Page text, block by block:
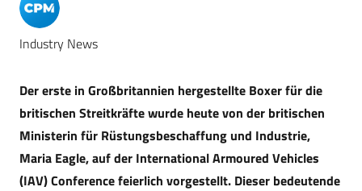
Industry News
Der erste in Großbritannien hergestellte Boxer für die
britischen Streitkräfte wurde heute von der britischen
Ministerin für Rüstungsbeschaffung und Industrie,
Maria Eagle, auf der International Armoured Vehicles
(IAV) Conference feierlich vorgestellt. Dieser bedeutende